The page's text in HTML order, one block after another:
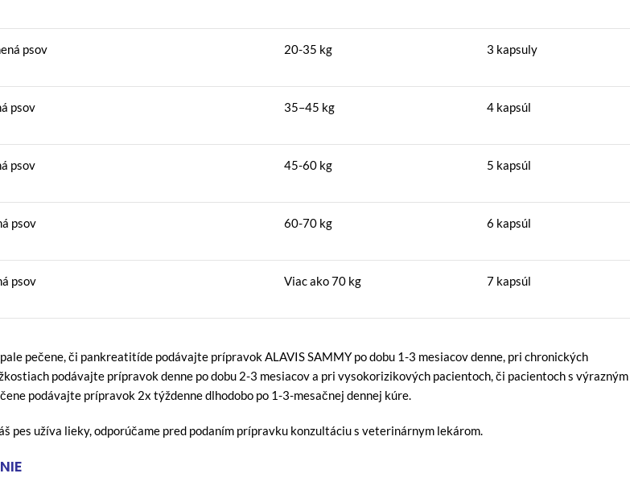
psov 20-35 kg 3 kapsuly
psov 35–45 kg 4 kapsúl
psov 45-60 kg 5 kapsúl
psov 60-70 kg 6 kapsúl
psov Viac ako 70 kg 7 kapsúl
pečene, či pankreatitíde podávajte prípravok ALAVIS SAMMY po dobu 1-3 mesiacov denne, pri chronických
podávajte prípravok denne po dobu 2-3 mesiacov a pri vysokorizikových pacientoch, či pacientoch s výrazným
podávajte prípravok 2x týždenne dlhodobo po 1-3-mesačnej dennej kúre.
pes užíva lieky, odporúčame pred podaním prípravku konzultáciu s veterinárnym lekárom.